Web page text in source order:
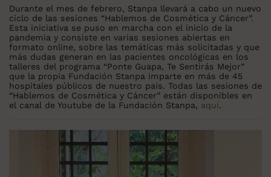
Durante el mes de febrero, Stanpa llevará a cabo un nuevo
ciclo de las sesiones “Hablemos de Cosmética y Cáncer”.
Esta iniciativa se puso en marcha con el inicio de la
pandemia y consiste en varias sesiones abiertas en
formato online, sobre las temáticas más solicitadas y que
más dudas generan en las pacientes oncológicas en los
talleres del programa “Ponte Guapa, Te Sentirás Mejor”
que la propia Fundación Stanpa imparte en más de 45
hospitales públicos de nuestro país. Todas las sesiones de
“Hablemos de Cosmética y Cáncer” están disponibles en
el canal de Youtube de la Fundación Stanpa, aquí.